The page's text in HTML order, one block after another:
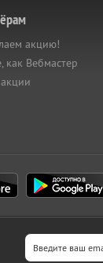
акцию!
как Вебмастер